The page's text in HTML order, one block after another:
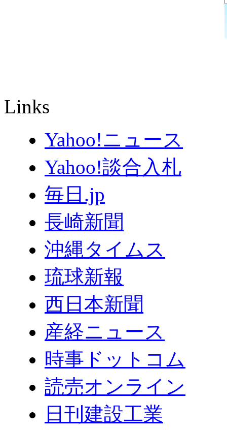
Links
Yahoo!ニュース
Yahoo!談合入札
毎日.jp
長崎新聞
沖縄タイムス
琉球新報
西日本新聞
産経ニュース
時事ドットコム
読売オンライン
日刊建設工業